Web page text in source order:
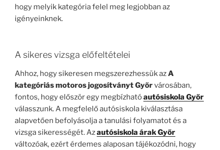
hogy melyik kategória felel meg legjobban az
igényeinknek.
A sikeres vizsga előfeltételei
Ahhoz, hogy sikeresen megszerezhessük azA
kategóriás motoros jogosítványt Győrvárosában,
fontos, hogy először egy megbízhatóautósiskola Győr
válasszunk. A megfelelő autósiskola kiválasztása
alapvetően befolyásolja a tanulási folyamatot és a
vizsga sikerességét. Azautósiskola árak Győr
változóak, ezért érdemes alaposan tájékozódni, hogy